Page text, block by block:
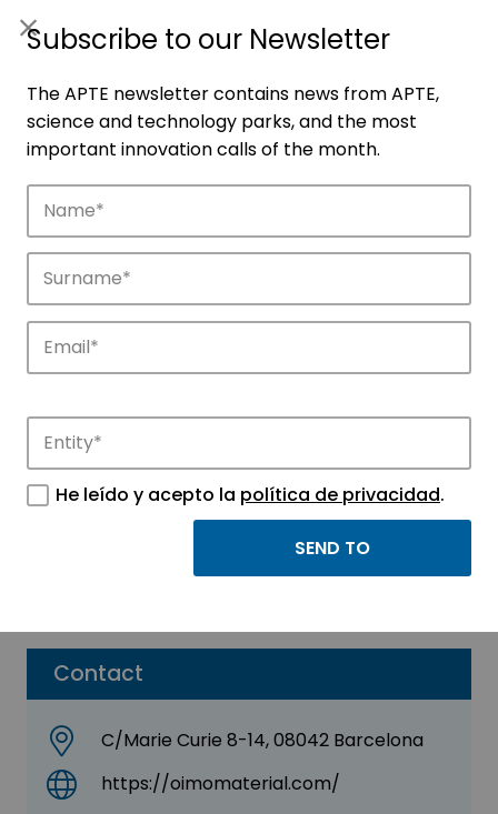
Companies
Discover the companies that drive
Contact
C/Marie Curie 8-14, 08042 Barcelona
https://oimomaterial.com/
OIMO BIOPLASTICS
AGRI-FOOD - BIOTECHNOLOGY
Subscribe to our Newsletter
The APTE newsletter contains news from APTE,
science and technology parks, and the most
important innovation calls of the month.
He leído y acepto la política de privacidad.